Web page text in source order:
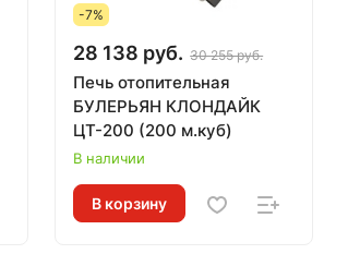
-7%
28 138 руб. 30 255 руб.
Печь отопительная
БУЛЕРЬЯН КЛОНДАЙК
ЦТ-200 (200 м.куб)
В наличии
В корзину